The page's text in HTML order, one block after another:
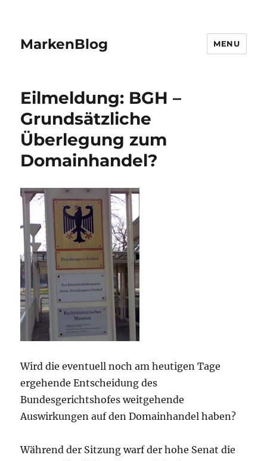
MarkenBlog MENU
Eilmeldung: BGH –
Grundsätzliche
Überlegung zum
Domainhandel?
Wird die eventuell noch am heutigen Tage
ergehende Entscheidung des
Bundesgerichtshofes weitgehende
Auswirkungen auf den Domainhandel haben?
Während der Sitzung warf der hohe Senat die